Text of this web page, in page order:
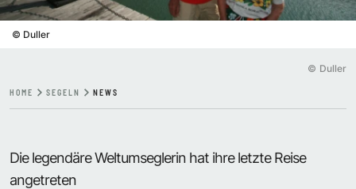
© Duller
© Duller
HOME SEGELN NEWS
Die legendäre Weltumseglerin hat ihre letzte Reise
angetreten